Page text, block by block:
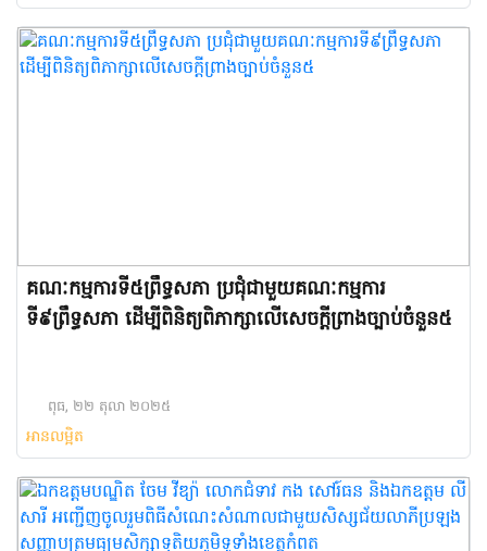
គណៈកម្មការទី៥ព្រឹទ្ធសភា ប្រជុំជាមួយគណៈកម្មការ
ទី៩ព្រឹទ្ធសភា ដើម្បីពិនិត្យពិភាក្សាលើសេចក្តីព្រាងច្បាប់ចំនួន៥
ពុធ, ២២ តុលា ២០២៥
អានលម្អិត